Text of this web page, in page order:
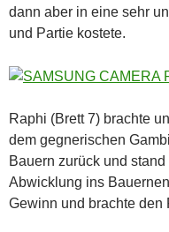
dann aber in eine sehr
und Partie kostete.
Raphi (Brett 7) brachte
dem gegnerischen
Bauern zurück und
Abwicklung ins
Gewinn und brachte den